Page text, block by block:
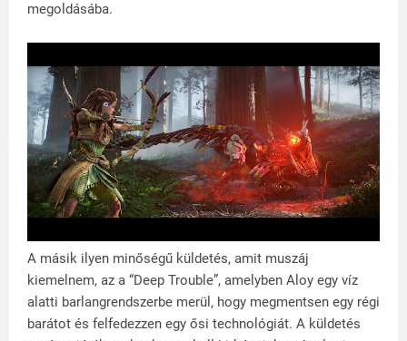
megoldásába.
A másik ilyen minőségű küldetés, amit muszáj
kiemelnem, az a “Deep Trouble”, amelyben Aloy egy víz
alatti barlangrendszerbe merül, hogy megmentsen egy régi
barátot és felfedezzen egy ősi technológiát. A küldetés